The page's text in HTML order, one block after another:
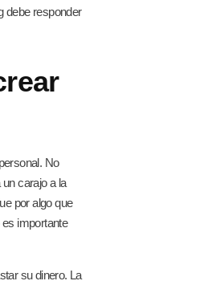
debe responder
No
carajo a la
por algo que
importante
su dinero. La